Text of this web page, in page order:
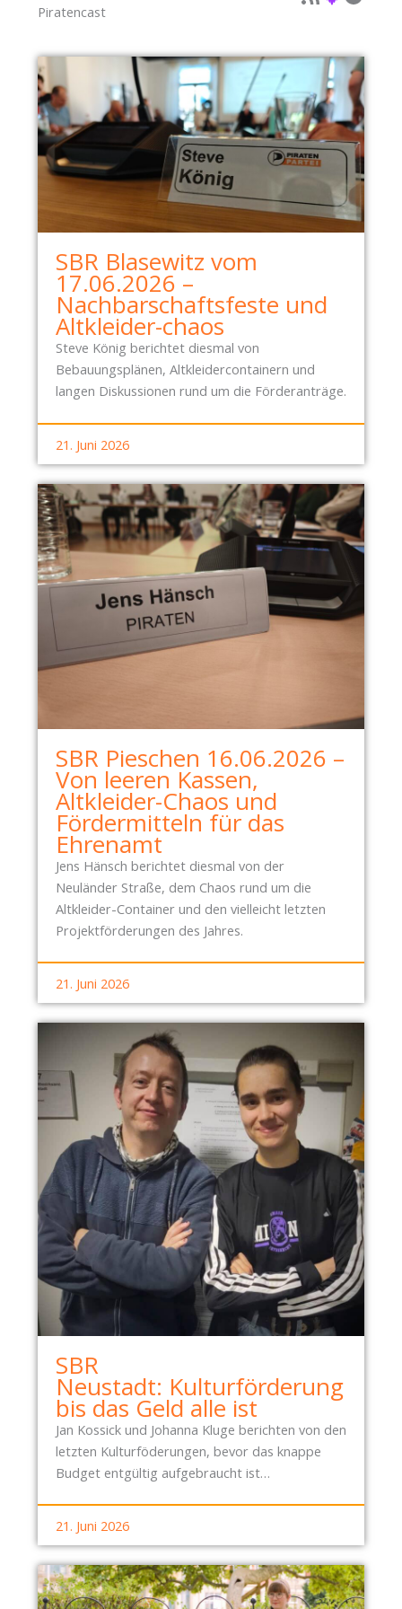
Piratencast
SBR Blasewitz vom
17.06.2026 –
Nachbarschaftsfeste und
Altkleider-chaos
Steve König berichtet diesmal von
Bebauungsplänen, Altkleidercontainern und
langen Diskussionen rund um die Förderanträge.
21. Juni 2026
SBR Pieschen 16.06.2026 –
Von leeren Kassen,
Altkleider-Chaos und
Fördermitteln für das
Ehrenamt
Jens Hänsch berichtet diesmal von der
Neuländer Straße, dem Chaos rund um die
Altkleider-Container und den vielleicht letzten
Projektförderungen des Jahres.
21. Juni 2026
SBR
Neustadt: Kulturförderung
bis das Geld alle ist
Jan Kossick und Johanna Kluge berichten von den
letzten Kulturföderungen, bevor das knappe
Budget entgültig aufgebraucht ist…
21. Juni 2026